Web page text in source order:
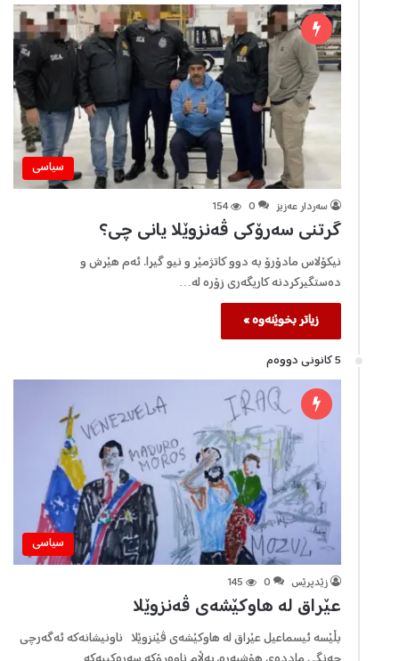
سیاسی
سه‌ردار عه‌زیز 0
154
گرتنی سەرۆکی ڤەنزوێلا یانی چی؟
نیکۆلاس مادۆرۆ بە دوو کاتژمێر و نیو گیرا. ئەم هێرش و
دەستگیرکردنە کاریگەری زۆرە لە…
زیاتر بخوێنەوە »
5 كانونی دووه‌م
سیاسی
زێدپرێس 0
145
عێراق لە هاوکێشەی ڤەنزوێلا
بڵێسە ئیسماعیل عێراق لە هاوکێشەی ڤێنزوێلا ناونیشانەکە ئەگەرچی